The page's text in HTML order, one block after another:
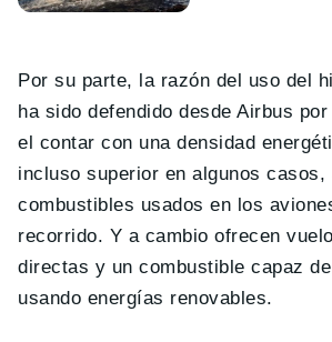
Por su parte, la razón del uso del
ha sido defendido desde Airbus
el contar con una densidad
incluso superior en algunos casos,
combustibles usados en los
recorrido. Y a cambio ofrecen
directas y un combustible capaz
usando energías renovables.